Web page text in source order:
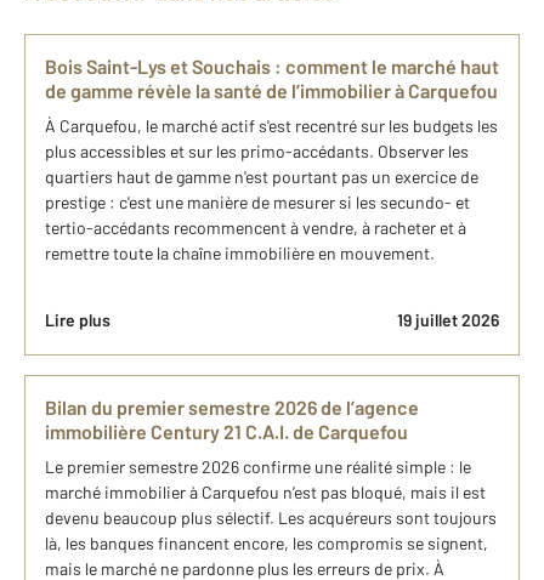
Bois Saint-Lys et Souchais : comment le marché haut
de gamme révèle la santé de l’immobilier à Carquefou
À Carquefou, le marché actif s'est recentré sur les budgets les
plus accessibles et sur les primo-accédants. Observer les
quartiers haut de gamme n'est pourtant pas un exercice de
prestige : c'est une manière de mesurer si les secundo- et
tertio-accédants recommencent à vendre, à racheter et à
remettre toute la chaîne immobilière en mouvement.
Lire plus 19 juillet 2026
Bilan du premier semestre 2026 de l’agence
immobilière Century 21 C.A.I. de Carquefou
Le premier semestre 2026 confirme une réalité simple : le
marché immobilier à Carquefou n’est pas bloqué, mais il est
devenu beaucoup plus sélectif. Les acquéreurs sont toujours
là, les banques financent encore, les compromis se signent,
mais le marché ne pardonne plus les erreurs de prix. À